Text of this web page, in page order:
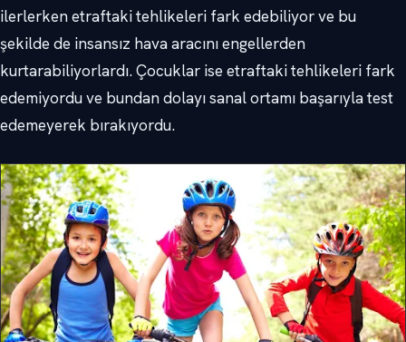
ilerlerken etraftaki tehlikeleri fark edebiliyor ve bu
şekilde de insansız hava aracını engellerden
kurtarabiliyorlardı. Çocuklar ise etraftaki tehlikeleri fark
edemiyordu ve bundan dolayı sanal ortamı başarıyla test
edemeyerek bırakıyordu.